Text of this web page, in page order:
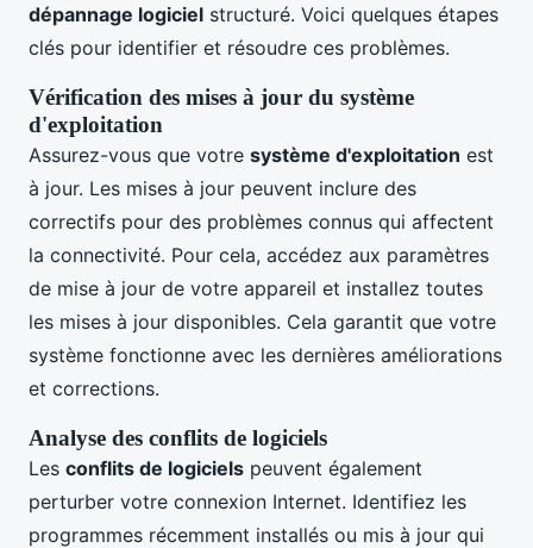
dépannage logiciel structuré. Voici quelques étapes
clés pour identifier et résoudre ces problèmes.
Vérification des mises à jour du système
d'exploitation
Assurez-vous que votre système d'exploitation est
à jour. Les mises à jour peuvent inclure des
correctifs pour des problèmes connus qui affectent
la connectivité. Pour cela, accédez aux paramètres
de mise à jour de votre appareil et installez toutes
les mises à jour disponibles. Cela garantit que votre
système fonctionne avec les dernières améliorations
et corrections.
Analyse des conflits de logiciels
Les conflits de logiciels peuvent également
perturber votre connexion Internet. Identifiez les
programmes récemment installés ou mis à jour qui